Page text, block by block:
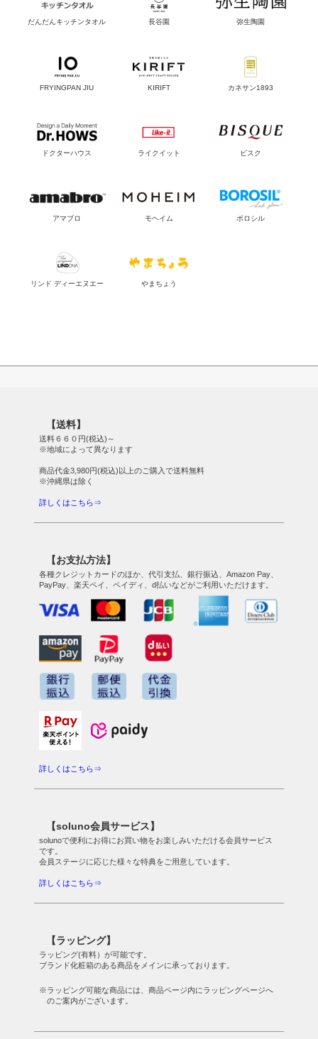
だんだんキッチンタオル 長谷園 弥生陶園
FRYINGPAN JIU KIRIFT カネサン1893
ドクターハウス ライクイット ビスク
アマブロ モヘイム ボロシル
リンド ディーエヌエー やまちょう
【送料】
送料６６０円(税込)～
※地域によって異なります
商品代金3,980円(税込)以上のご購入で送料無料
※沖縄県は除く
詳しくはこちら⇒
【お支払方法】
各種クレジットカードのほか、代引支払、銀行振込、Amazon Pay、
PayPay、楽天ペイ、ペイディ、d払いなどがご利用いただけます。
詳しくはこちら⇒
【soluno会員サービス】
solunoで便利にお得にお買い物をお楽しみいただける会員サービス
です。
会員ステージに応じた様々な特典をご用意しています。
詳しくはこちら⇒
【ラッピング】
ラッピング(有料）が可能です。
ブランド化粧箱のある商品をメインに承っております。
※ラッピング可能な商品には、商品ページ内にラッピングページへ
のご案内がございます。